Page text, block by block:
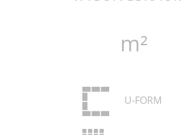
m²
U-FORM